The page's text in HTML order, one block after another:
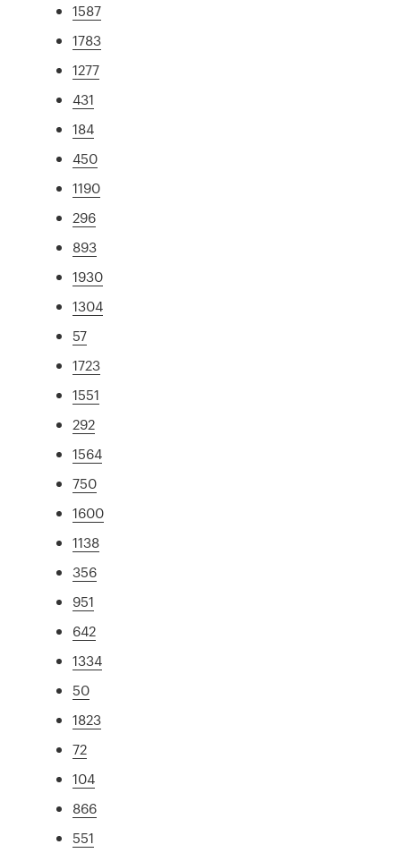
1587
1783
1277
431
184
450
1190
296
893
1930
1304
57
1723
1551
292
1564
750
1600
1138
356
951
642
1334
50
1823
72
104
866
551